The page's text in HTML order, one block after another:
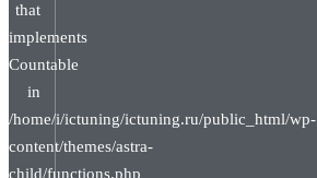
that
implements
Countable
in
/home/i/ictuning/ictuning.ru/public_html/wp-
content/themes/astra-
child/functions.php